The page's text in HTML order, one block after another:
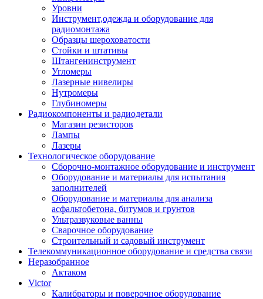
Уровни
Инструмент,одежда и оборудование для
радиомонтажа
Образцы шероховатости
Стойки и штативы
Штангенинструмент
Угломеры
Лазерные нивелиры
Нутромеры
Глубиномеры
Радиокомпоненты и радиодетали
Магазин резисторов
Лампы
Лазеры
Технологическое оборудование
Сборочно-монтажное оборудование и инструмент
Оборудование и материалы для испытания
заполнителей
Оборудование и материалы для анализа
асфальтобетона, битумов и грунтов
Ультразвуковые ванны
Сварочное оборудование
Строительный и садовый инструмент
Телекоммуникационное оборудование и средства связи
Неразобранное
Актаком
Victor
Калибраторы и поверочное оборудование